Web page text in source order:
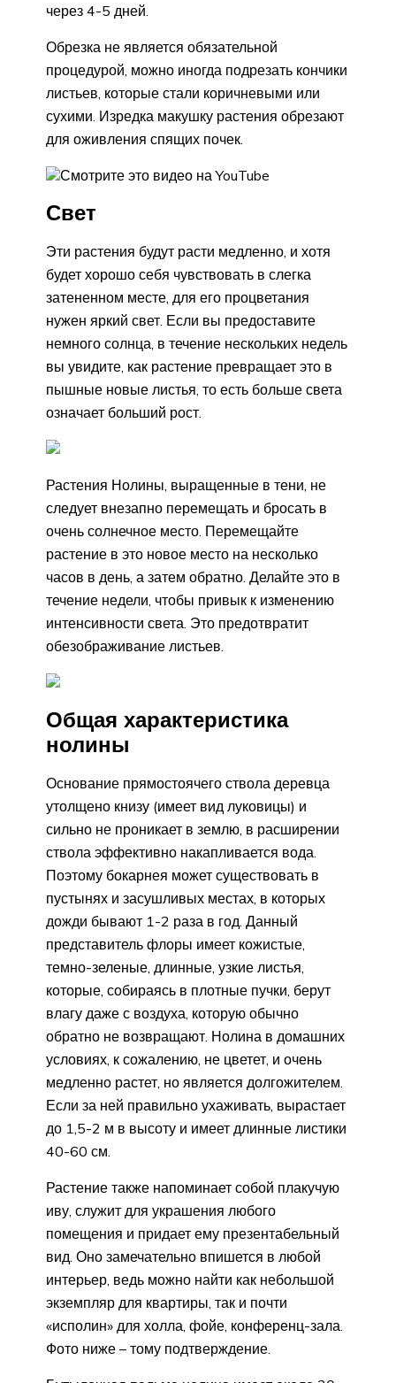
через 4-5 дней.
Обрезка не является обязательной
процедурой, можно иногда подрезать кончики
листьев, которые стали коричневыми или
сухими. Изредка макушку растения обрезают
для оживления спящих почек.
Смотрите это видео на YouTube
Свет
Эти растения будут расти медленно, и хотя
будет хорошо себя чувствовать в слегка
затененном месте, для его процветания
нужен яркий свет. Если вы предоставите
немного солнца, в течение нескольких недель
вы увидите, как растение превращает это в
пышные новые листья, то есть больше света
означает больший рост.
Растения Нолины, выращенные в тени, не
следует внезапно перемещать и бросать в
очень солнечное место. Перемещайте
растение в это новое место на несколько
часов в день, а затем обратно. Делайте это в
течение недели, чтобы привык к изменению
интенсивности света. Это предотвратит
обезображивание листьев.
Общая характеристика
нолины
Основание прямостоячего ствола деревца
утолщено книзу (имеет вид луковицы) и
сильно не проникает в землю, в расширении
ствола эффективно накапливается вода.
Поэтому бокарнея может существовать в
пустынях и засушливых местах, в которых
дожди бывают 1-2 раза в год. Данный
представитель флоры имеет кожистые,
темно-зеленые, длинные, узкие листья,
которые, собираясь в плотные пучки, берут
влагу даже с воздуха, которую обычно
обратно не возвращают. Нолина в домашних
условиях, к сожалению, не цветет, и очень
медленно растет, но является долгожителем.
Если за ней правильно ухаживать, вырастает
до 1,5-2 м в высоту и имеет длинные листики
40-60 см.
Растение также напоминает собой плакучую
иву, служит для украшения любого
помещения и придает ему презентабельный
вид. Оно замечательно впишется в любой
интерьер, ведь можно найти как небольшой
экземпляр для квартиры, так и почти
«исполин» для холла, фойе, конференц-зала.
Фото ниже – тому подтверждение.